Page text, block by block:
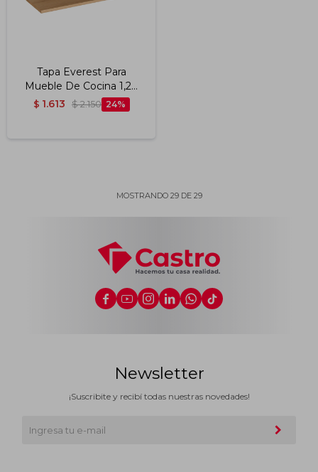
Tapa Everest Para
Mueble De Cocina 1,20
M, 25 Mm Color:
Carvalho
$ 1.613 $ 2.150 24
MOSTRANDO 29DE 29
     
Newsletter
¡Suscribite y recibí todas nuestras novedades!